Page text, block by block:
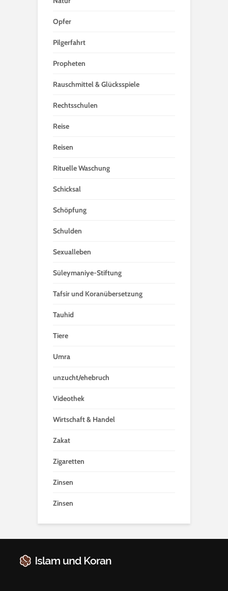
Opfer
Pilgerfahrt
Propheten
Rauschmittel & Glücksspiele
Rechtsschulen
Reise
Reisen
Rituelle Waschung
Schicksal
Schöpfung
Schulden
Sexualleben
Süleymaniye-Stiftung
Tafsir und Koranübersetzung
Tauhid
Tiere
Umra
unzucht/ehebruch
Videothek
Wirtschaft & Handel
Zakat
Zigaretten
Zinsen
Zinsen